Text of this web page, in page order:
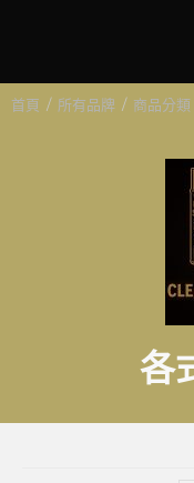
首頁 / 所有品牌 / 商品分類
各